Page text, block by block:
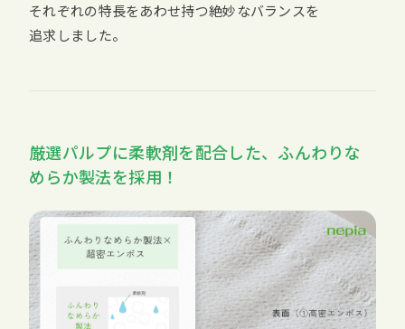
それぞれの特長をあわせ持つ絶妙なバランスを
追求しました。
厳選パルプに柔軟剤を配合した、ふんわりな
めらか製法を採用！